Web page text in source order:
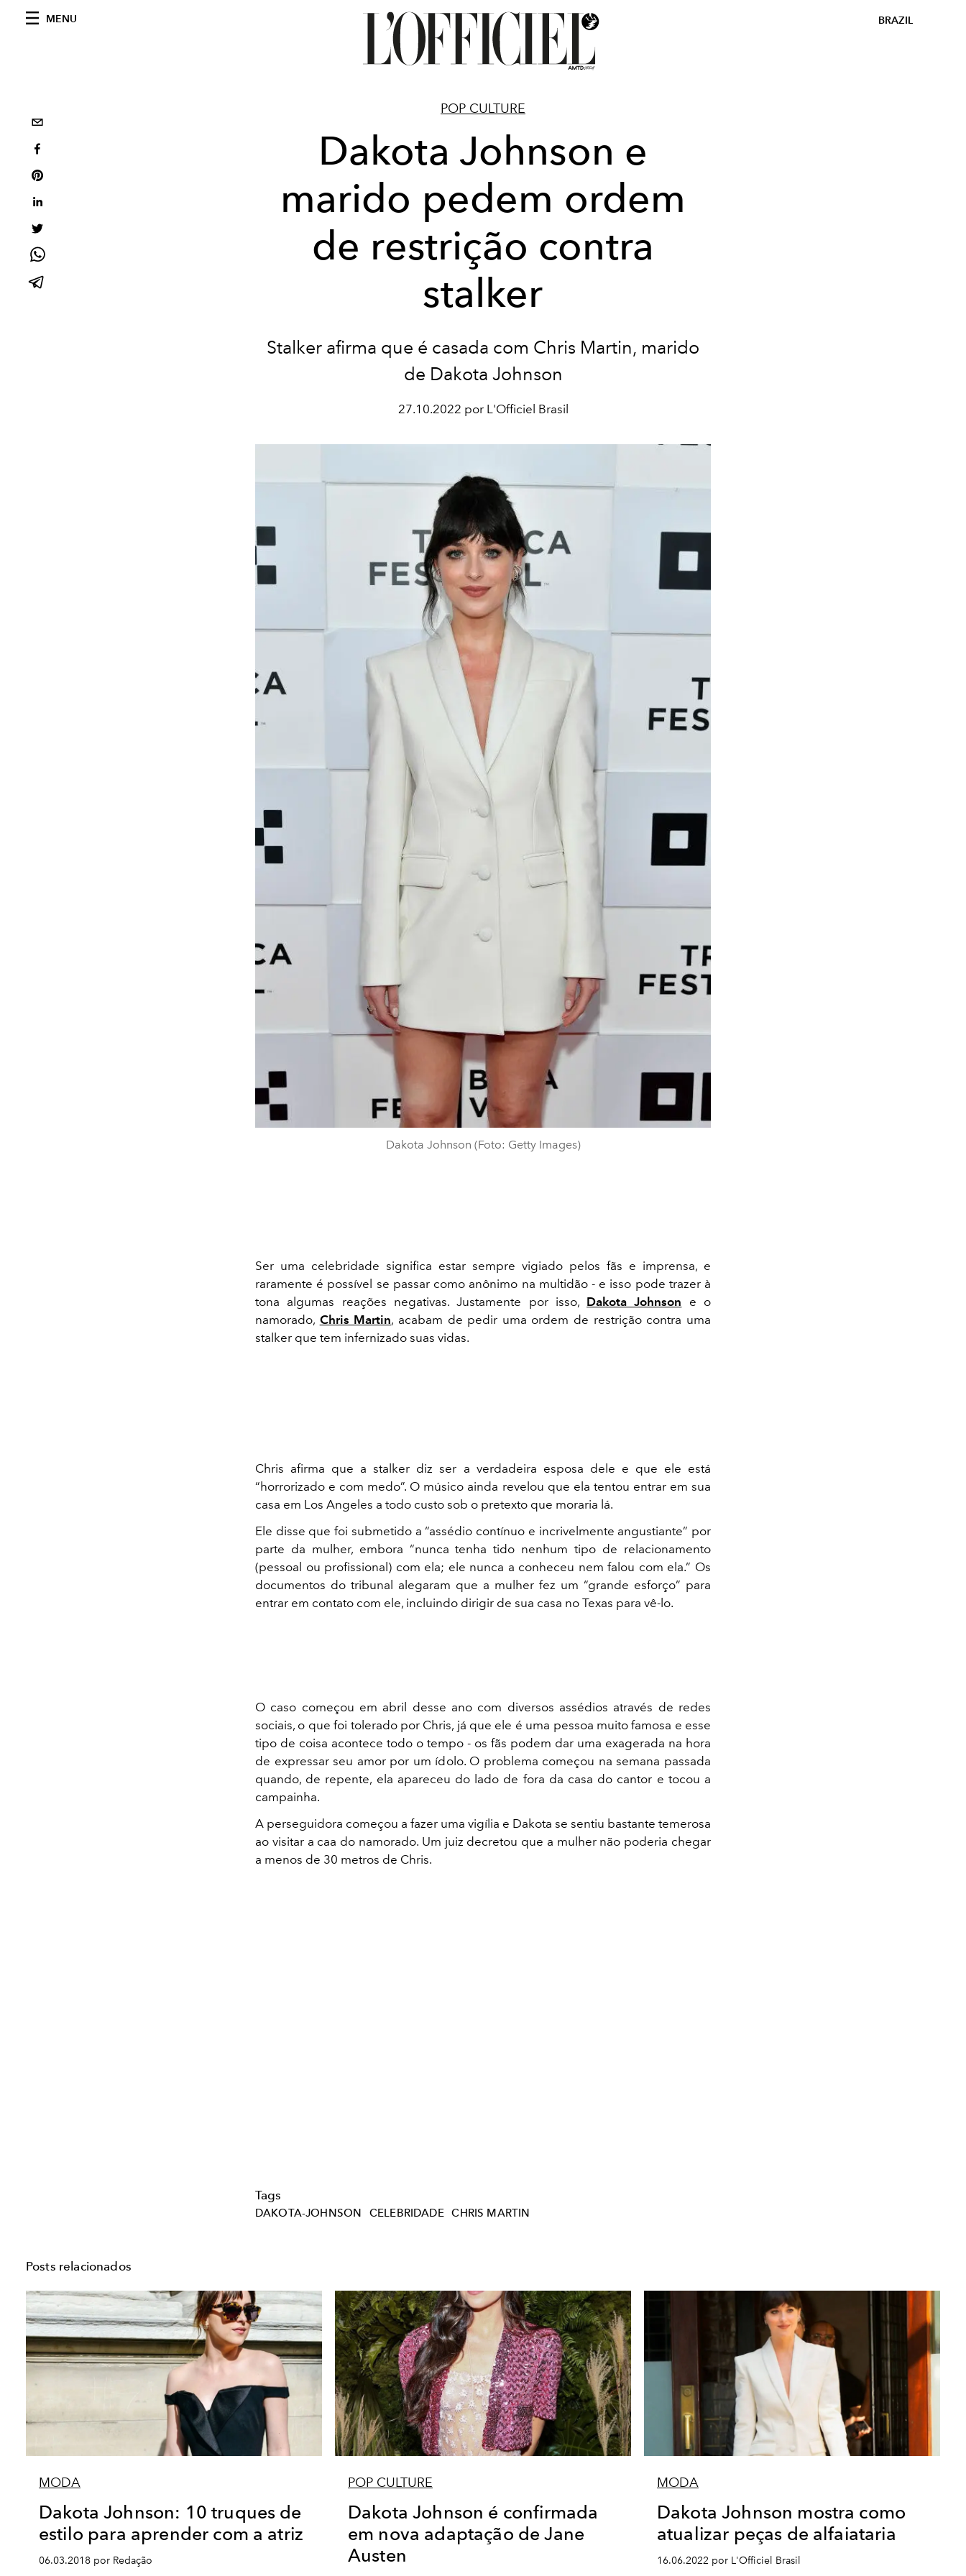
MENU BRAZIL
POP CULTURE
Dakota Johnson e
marido pedem ordem
de restrição contra
stalker
Stalker afirma que é casada com Chris Martin, marido
de Dakota Johnson
27.10.2022 por L'Officiel Brasil
Dakota Johnson (Foto: Getty Images)
Ser uma celebridade significa estar sempre vigiado pelos fãs e imprensa, e
raramente é possível se passar como anônimo na multidão - e isso pode trazer à
tona algumas reações negativas. Justamente por isso, Dakota Johnson e o
namorado, Chris Martin, acabam de pedir uma ordem de restrição contra uma
stalker que tem infernizado suas vidas.
Chris afirma que a stalker diz ser a verdadeira esposa dele e que ele está
“horrorizado e com medo”. O músico ainda revelou que ela tentou entrar em sua
casa em Los Angeles a todo custo sob o pretexto que moraria lá.
Ele disse que foi submetido a “assédio contínuo e incrivelmente angustiante” por
parte da mulher, embora “nunca tenha tido nenhum tipo de relacionamento
(pessoal ou profissional) com ela; ele nunca a conheceu nem falou com ela.” Os
documentos do tribunal alegaram que a mulher fez um “grande esforço” para
entrar em contato com ele, incluindo dirigir de sua casa no Texas para vê-lo.
O caso começou em abril desse ano com diversos assédios através de redes
sociais, o que foi tolerado por Chris, já que ele é uma pessoa muito famosa e esse
tipo de coisa acontece todo o tempo - os fãs podem dar uma exagerada na hora
de expressar seu amor por um ídolo. O problema começou na semana passada
quando, de repente, ela apareceu do lado de fora da casa do cantor e tocou a
campainha.
A perseguidora começou a fazer uma vigília e Dakota se sentiu bastante temerosa
ao visitar a caa do namorado. Um juiz decretou que a mulher não poderia chegar
a menos de 30 metros de Chris.
Tags
DAKOTA-JOHNSON CELEBRIDADE CHRIS MARTIN
Posts relacionados
MODA
Dakota Johnson: 10 truques de
estilo para aprender com a atriz
06.03.2018 por Redação
POP CULTURE
Dakota Johnson é confirmada
em nova adaptação de Jane
Austen
MODA
Dakota Johnson mostra como
atualizar peças de alfaiataria
16.06.2022 por L'Officiel Brasil